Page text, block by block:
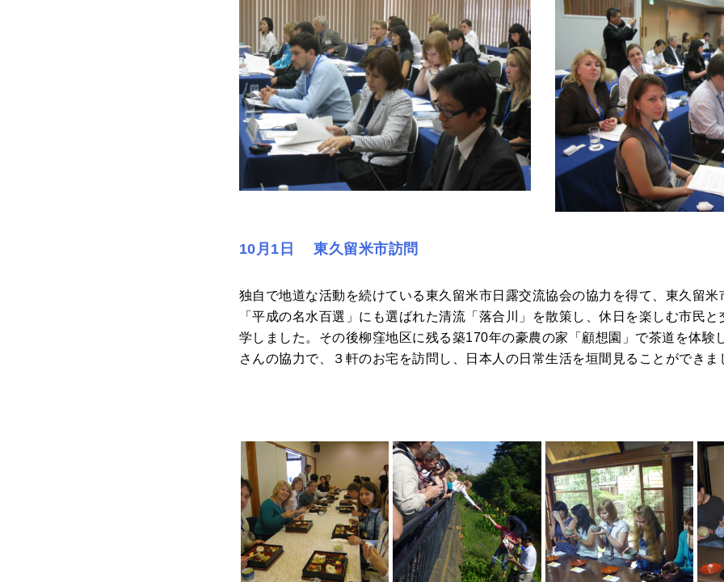
10月1日 東久留米市訪問
独自で地道な活動を続けている東久留米市日露交流協会の協力を得て、東久留米
「平成の名水百選」にも選ばれた清流「落合川」を散策し、休日を楽しむ市民
学しました。その後柳窪地区に残る築170年の豪農の家「顧想園」で茶道を体験
さんの協力で、３軒のお宅を訪問し、日本人の日常生活を垣間見ることができま